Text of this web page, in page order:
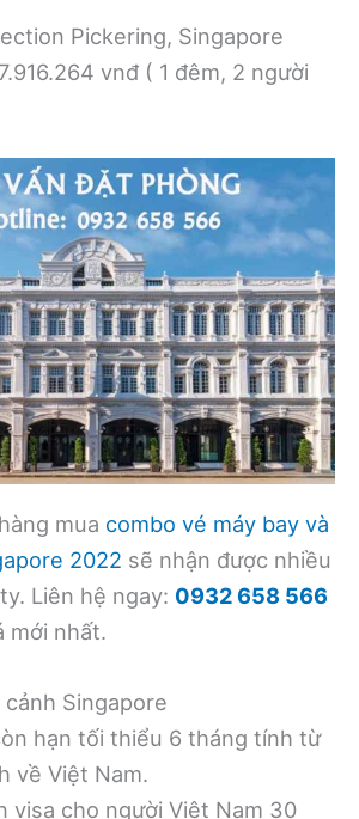
Pickering, Singapore
vnđ ( 1 đêm, 2 người
mua combo vé máy bay và
2022 sẽ nhận được nhiều
Liên hệ ngay: 0932 658 566
mới nhất.
Singapore
hạn tối thiểu 6 tháng tính từ
về Việt Nam.
visa cho người Việt Nam 30